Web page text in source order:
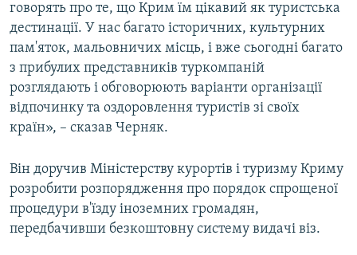
говорять про те, що Крим їм цікавий як туристська
дестинації. У нас багато історичних, культурних
пам'яток, мальовничих місць, і вже сьогодні багато
з прибулих представників туркомпаній
розглядають і обговорюють варіанти організації
відпочинку та оздоровлення туристів зі своїх
країн», – сказав Черняк.
Він доручив Міністерству курортів і туризму Криму
розробити розпорядження про порядок спрощеної
процедури в'їзду іноземних громадян,
передбачивши безкоштовну систему видачі віз.